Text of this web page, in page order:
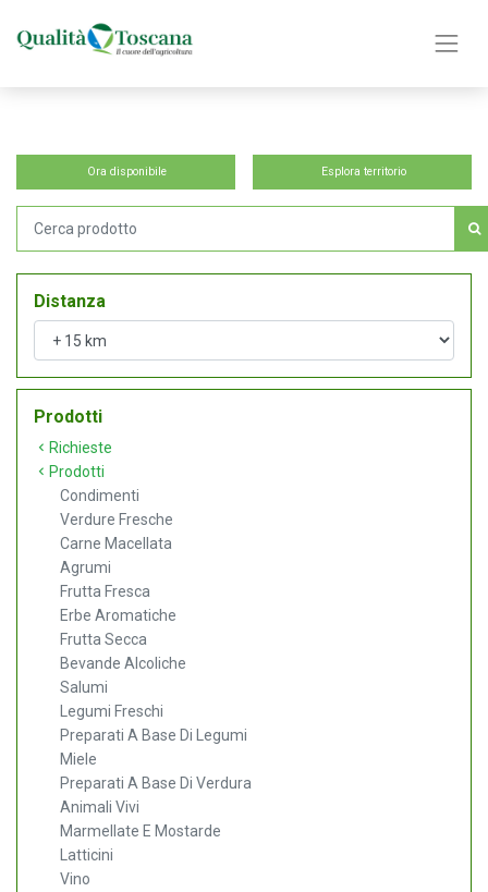
Ora disponibile Esplora territorio
Distanza
Prodotti
Richieste
Prodotti
Condimenti
Verdure Fresche
Carne Macellata
Agrumi
Frutta Fresca
Erbe Aromatiche
Frutta Secca
Bevande Alcoliche
Salumi
Legumi Freschi
Preparati A Base Di Legumi
Miele
Preparati A Base Di Verdura
Animali Vivi
Marmellate E Mostarde
Latticini
Vino